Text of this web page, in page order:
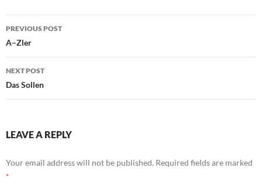
Philosophie der logischen
Weltverneinung: welche
übrigens…
Post
navigation
PREVIOUS POST
A–Zler
NEXT POST
Das Sollen
LEAVE A REPLY
Your email address will not be published. Required fields are marked
*